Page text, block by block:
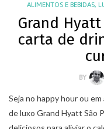
ALIMENTOS E BEBIDAS,
Grand
carta de
BY
Seja no happy hour ou
de luxo Grand Hyatt São